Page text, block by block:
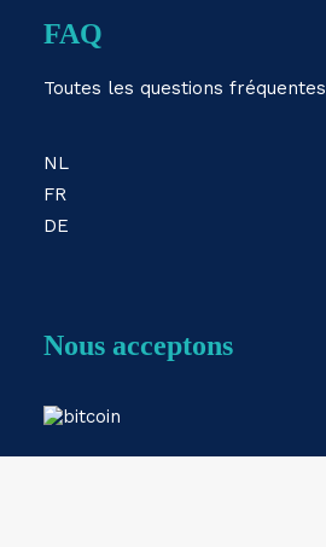
FAQ
Toutes les questions fréquentes
NL
FR
DE
Nous acceptons